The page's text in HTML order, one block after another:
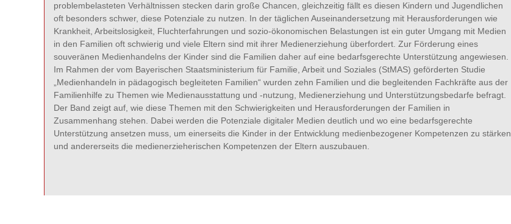
problembelasteten Verhältnissen stecken darin große Chancen, gleichzeitig fällt es diesen Kindern und Jugendlichen
oft besonders schwer, diese Potenziale zu nutzen. In der täglichen Auseinandersetzung mit Herausforderungen wie
Krankheit, Arbeitslosigkeit, Fluchterfahrungen und sozio-ökonomischen Belastungen ist ein guter Umgang mit Medien
in den Familien oft schwierig und viele Eltern sind mit ihrer Medienerziehung überfordert. Zur Förderung eines
souveränen Medienhandelns der Kinder sind die Familien daher auf eine bedarfsgerechte Unterstützung angewiesen.
Im Rahmen der vom Bayerischen Staatsministerium für Familie, Arbeit und Soziales (StMAS) geförderten Studie
„Medienhandeln in pädagogisch begleiteten Familien“ wurden zehn Familien und die begleitenden Fachkräfte aus der
Familienhilfe zu Themen wie Medienausstattung und -nutzung, Medienerziehung und Unterstützungsbedarfe befragt.
Der Band zeigt auf, wie diese Themen mit den Schwierigkeiten und Herausforderungen der Familien in
Zusammenhang stehen. Dabei werden die Potenziale digitaler Medien deutlich und wo eine bedarfsgerechte
Unterstützung ansetzen muss, um einerseits die Kinder in der Entwicklung medienbezogener Kompetenzen zu stärken
und andererseits die medienerzieherischen Kompetenzen der Eltern auszubauen.